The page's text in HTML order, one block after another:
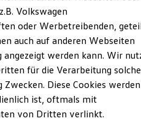
und Updates
Ihrem ID.
Experience
Volkswagen
oder Werbetreibenden,
auch auf anderen Webseiten
werden kann. Wir
für die Verarbeitung
Zwecken. Diese Cookies
ist, oftmals mit
von Dritten verlinkt.